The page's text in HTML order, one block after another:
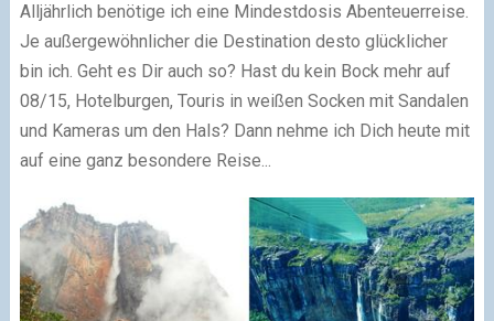
Alljährlich benötige ich eine Mindestdosis Abenteuerreise.
Je außergewöhnlicher die Destination desto glücklicher
bin ich. Geht es Dir auch so? Hast du kein Bock mehr auf
08/15, Hotelburgen, Touris in weißen Socken mit Sandalen
und Kameras um den Hals? Dann nehme ich Dich heute mit
auf eine ganz besondere Reise...